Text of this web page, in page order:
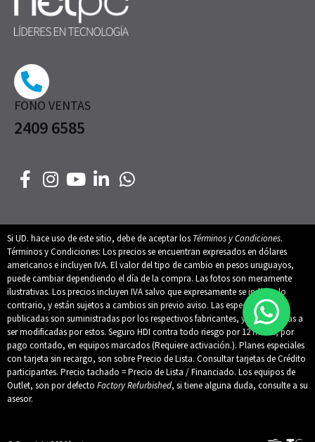
FONO VENTAS
2409 6585
Si UD. hace uso de este sitio, debe de aceptar los Términos y Condiciones.
Términos y Condiciones: Los precios se encuentran expresados en dólares
americanos e incluyen IVA. El valor del tipo de cambio en pesos uruguayos,
puede cambiar dependiendo el día de la compra. Las fotos son meramente
ilustrativas. Los precios incluyen IVA salvo que expresamente se indique lo
contrario, y están sujetos a cambios sin previo aviso. Las especificaciones
publicadas son suministradas por los respectivos fabricantes, y están sujetas a
ser modificadas por estos. Seguro HDI contra todo riesgo por 12 meses, por
pago contado, en equipos marcados (Requiere activación.). Planes especiales
con tarjeta sin recargo, son sobre Precio de Lista. Consultar tarjetas de Crédito
participantes. Precio tachado = Precio de Lista / Financiado. Los equipos de
Outlet, son por defecto Factory Refurbished, si tiene alguna duda, consulte a su
asesor.